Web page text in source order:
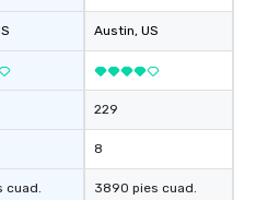
cuad.
Austin, US
229
8
3890 pies cuad.